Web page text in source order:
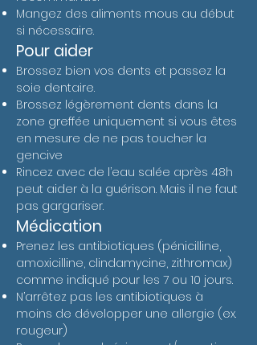
Mangez des aliments mous au début
si nécessaire.
Pour aider
Brossez bien vos dents et passez la
soie dentaire.
Brossez légèrement dents dans la
zone greffée uniquement si vous êtes
en mesure de ne pas toucher la
gencive
Rincez avec de l’eau salée après 48h
peut aider à la guérison. Mais il ne faut
pas gargariser.
Médication
Prenez les antibiotiques (pénicilline,
amoxicilline, clindamycine, zithromax)
comme indiqué pour les 7 ou 10 jours.
N’arrêtez pas les antibiotiques à
moins de développer une allergie (ex.
rougeur)